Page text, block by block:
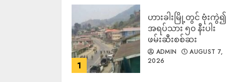
1
ဟားခါးမြို့တွင် ဗုံးကွဲ၍
အရပ်သား ၅၀ နီးပါး
ဖမ်းဆီးစစ်ဆး
ADMIN
AUGUST 7,
2026